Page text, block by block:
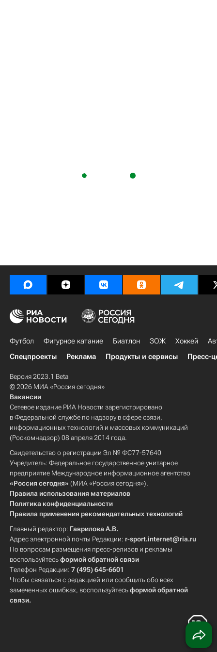
Футбол Фигурное катание Биатлон ЗОЖ Хоккей
Спецпроекты
Реклама Продукты и сервисы Пресс-
Версия 2023.1 Beta
© 2026 МИА «Россия сегодня»
Вакансии
Сетевое издание РИА Новости зарегистрировано
в Федеральной службе по надзору в сфере связи,
информационных технологий и массовых коммуникаций
(Роскомнадзор) 08 апреля 2014 года.
Свидетельство о регистрации Эл № ФС77-57640
Учредитель: Федеральное государственное унитарное
предприятие Международное информационное агентство
«Россия сегодня» (МИА «Россия сегодня»).
Правила использования материалов
Политика конфиденциальности
Правила применения рекомендательных технологий
Главный редактор: Гаврилова А.В.
Адрес электронной почты Редакции: r-sport.internet@ria.ru
По вопросам размещения пресс-релизов и рекламы
воспользуйтесьформой обратной связи
Телефон Редакции: 7 (495) 645-6601
Чтобы связаться с редакцией или сообщить обо всех
замеченных ошибках, воспользуйтесьформой обратной
связи.